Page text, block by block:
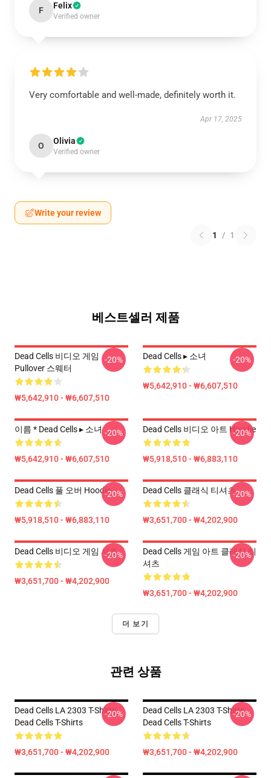
F Felix
Verified owner
Very comfortable and well-made, definitely worth it.
Apr 17, 2025
O Olivia
Verified owner
Write your review
1 / 1
베스트셀러 제품
Dead Cells 비디오 게임
Pullover 스웨터
₩5,642,910 - ₩6,607,510
-20% Dead Cells ▸ 소녀
₩5,642,910 - ₩6,607,510
-20%
이름 * Dead Cells ▸ 소녀
₩5,642,910 - ₩6,607,510
-20% Dead Cells 비디오 아트 Hoodie
₩5,918,510 - ₩6,883,110
-20%
Dead Cells 풀 오버 Hoodie
₩5,918,510 - ₩6,883,110
-20% Dead Cells 클래식 티셔츠
₩3,651,700 - ₩4,202,900
-20%
Dead Cells 비디오 게임 셔츠
₩3,651,700 - ₩4,202,900
-20%
Dead Cells 게임 아트 클래식 티
셔츠
₩3,651,700 - ₩4,202,900
-20%
더 보기
관련 상품
Dead Cells LA 2303 T-Shirts
Dead Cells T-Shirts
₩3,651,700 - ₩4,202,900
-20%
Dead Cells LA 2303 T-Shirts
Dead Cells T-Shirts
₩3,651,700 - ₩4,202,900
-20%